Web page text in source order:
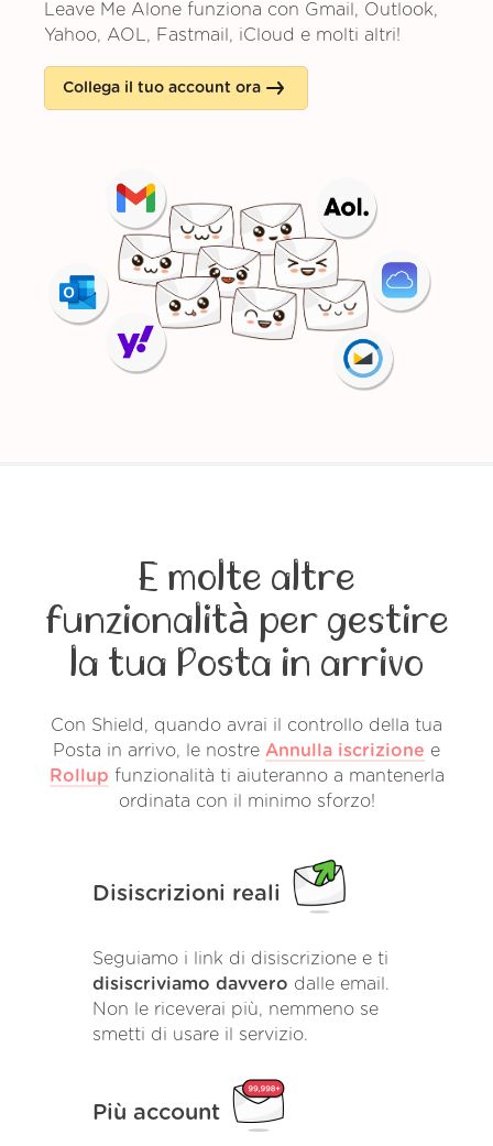
Leave Me Alone funziona con Gmail, Outlook,
Yahoo, AOL, Fastmail, iCloud e molti altri!
Collega il tuo account ora
E molte altre
funzionalità per gestire
la tua Posta in arrivo
Con Shield, quando avrai il controllo della tua
Posta in arrivo, le nostre Annulla iscrizione e
Rollup funzionalità ti aiuteranno a mantenerla
ordinata con il minimo sforzo!
Disiscrizioni reali
Seguiamo i link di disiscrizione e ti
disiscriviamo davvero dalle email.
Non le riceverai più, nemmeno se
smetti di usare il servizio.
Più account